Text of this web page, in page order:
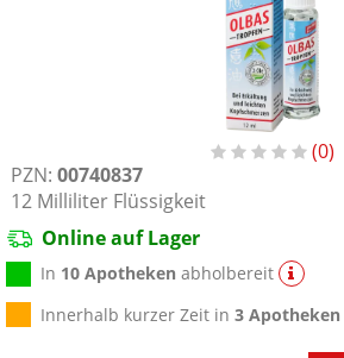
0
PZN: 00740837
12 Milliliter Flüssigkeit
Online auf Lager
In 10 Apotheken abholbereit
Innerhalb kurzer Zeit in3 Apotheken